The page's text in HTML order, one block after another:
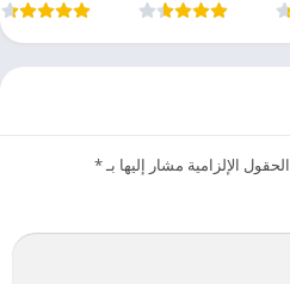
الحقول الإلزامية مشار إليها بـ*